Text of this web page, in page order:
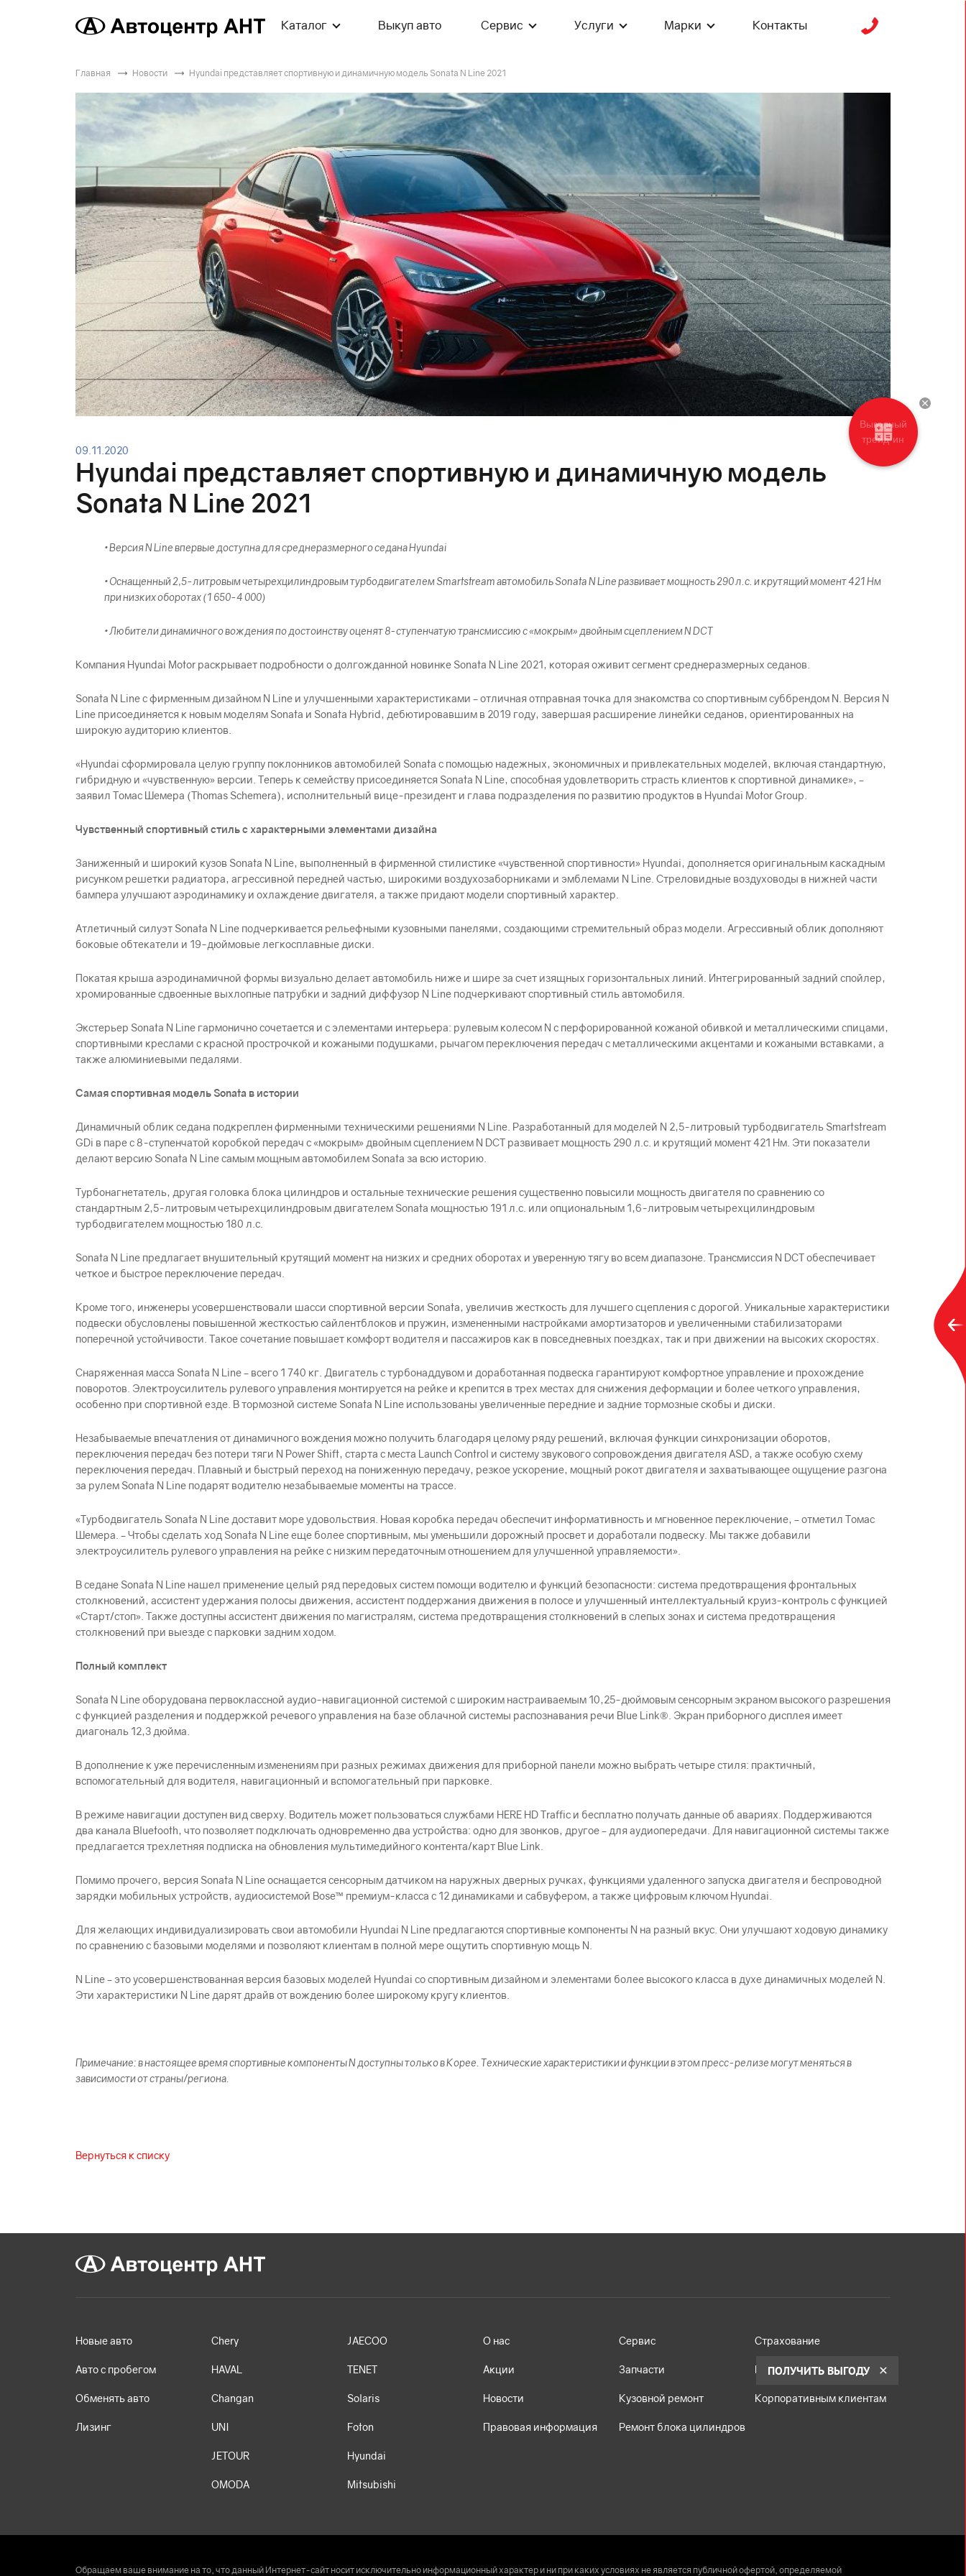
Каталог Выкуп авто Сервис Услуги Марки Контакты
Главная Новости Hyundai представляет спортивную и динамичную модель Sonata N Line 2021
09.11.2020
Hyundai представляет спортивную и динамичную модель
Sonata N Line 2021
• Версия N Line впервые доступна для среднеразмерного седана Hyundai
• Оснащенный 2,5-литровым четырехцилиндровым турбодвигателем Smartstream автомобиль Sonata N Line развивает мощность 290 л.с. и крутящий момент 421 Нм
при низких оборотах (1 650-4 000)
• Любители динамичного вождения по достоинству оценят 8-ступенчатую трансмиссию с «мокрым» двойным сцеплением N DCT
Компания Hyundai Motor раскрывает подробности о долгожданной новинке Sonata N Line 2021, которая оживит сегмент среднеразмерных седанов.
Sonata N Line с фирменным дизайном N Line и улучшенными характеристиками – отличная отправная точка для знакомства со спортивным суббрендом N. Версия N
Line присоединяется к новым моделям Sonata и Sonata Hybrid, дебютировавшим в 2019 году, завершая расширение линейки седанов, ориентированных на
широкую аудиторию клиентов.
«Hyundai сформировала целую группу поклонников автомобилей Sonata с помощью надежных, экономичных и привлекательных моделей, включая стандартную,
гибридную и «чувственную» версии. Теперь к семейству присоединяется Sonata N Line, способная удовлетворить страсть клиентов к спортивной динамике», –
заявил Томас Шемера (Thomas Schemera), исполнительный вице-президент и глава подразделения по развитию продуктов в Hyundai Motor Group.
Чувственный спортивный стиль с характерными элементами дизайна
Заниженный и широкий кузов Sonata N Line, выполненный в фирменной стилистике «чувственной спортивности» Hyundai, дополняется оригинальным каскадным
рисунком решетки радиатора, агрессивной передней частью, широкими воздухозаборниками и эмблемами N Line. Стреловидные воздуховоды в нижней части
бампера улучшают аэродинамику и охлаждение двигателя, а также придают модели спортивный характер.
Атлетичный силуэт Sonata N Line подчеркивается рельефными кузовными панелями, создающими стремительный образ модели. Агрессивный облик дополняют
боковые обтекатели и 19-дюймовые легкосплавные диски.
Покатая крыша аэродинамичной формы визуально делает автомобиль ниже и шире за счет изящных горизонтальных линий. Интегрированный задний спойлер,
хромированные сдвоенные выхлопные патрубки и задний диффузор N Line подчеркивают спортивный стиль автомобиля.
Экстерьер Sonata N Line гармонично сочетается и с элементами интерьера: рулевым колесом N с перфорированной кожаной обивкой и металлическими спицами,
спортивными креслами с красной прострочкой и кожаными подушками, рычагом переключения передач с металлическими акцентами и кожаными вставками, а
также алюминиевыми педалями.
Самая спортивная модель Sonata в истории
Динамичный облик седана подкреплен фирменными техническими решениями N Line. Разработанный для моделей N 2,5-литровый турбодвигатель Smartstream
GDi в паре с 8-ступенчатой коробкой передач с «мокрым» двойным сцеплением N DCT развивает мощность 290 л.с. и крутящий момент 421 Нм. Эти показатели
делают версию Sonata N Line самым мощным автомобилем Sonata за всю историю.
Турбонагнетатель, другая головка блока цилиндров и остальные технические решения существенно повысили мощность двигателя по сравнению со
стандартным 2,5-литровым четырехцилиндровым двигателем Sonata мощностью 191 л.с. или опциональным 1,6-литровым четырехцилиндровым
турбодвигателем мощностью 180 л.с.
Sonata N Line предлагает внушительный крутящий момент на низких и средних оборотах и уверенную тягу во всем диапазоне. Трансмиссия N DCT обеспечивает
четкое и быстрое переключение передач.
Кроме того, инженеры усовершенствовали шасси спортивной версии Sonata, увеличив жесткость для лучшего сцепления с дорогой. Уникальные характеристики
подвески обусловлены повышенной жесткостью сайлентблоков и пружин, измененными настройками амортизаторов и увеличенными стабилизаторами
поперечной устойчивости. Такое сочетание повышает комфорт водителя и пассажиров как в повседневных поездках, так и при движении на высоких скоростях.
Снаряженная масса Sonata N Line – всего 1 740 кг. Двигатель с турбонаддувом и доработанная подвеска гарантируют комфортное управление и прохождение
поворотов. Электроусилитель рулевого управления монтируется на рейке и крепится в трех местах для снижения деформации и более четкого управления,
особенно при спортивной езде. В тормозной системе Sonata N Line использованы увеличенные передние и задние тормозные скобы и диски.
Незабываемые впечатления от динамичного вождения можно получить благодаря целому ряду решений, включая функции синхронизации оборотов,
переключения передач без потери тяги N Power Shift, старта с места Launch Control и систему звукового сопровождения двигателя ASD, а также особую схему
переключения передач. Плавный и быстрый переход на пониженную передачу, резкое ускорение, мощный рокот двигателя и захватывающее ощущение разгона
за рулем Sonata N Line подарят водителю незабываемые моменты на трассе.
«Турбодвигатель Sonata N Line доставит море удовольствия. Новая коробка передач обеспечит информативность и мгновенное переключение, – отметил Томас
Шемера. – Чтобы сделать ход Sonata N Line еще более спортивным, мы уменьшили дорожный просвет и доработали подвеску. Мы также добавили
электроусилитель рулевого управления на рейке с низким передаточным отношением для улучшенной управляемости».
В седане Sonata N Line нашел применение целый ряд передовых систем помощи водителю и функций безопасности: система предотвращения фронтальных
столкновений, ассистент удержания полосы движения, ассистент поддержания движения в полосе и улучшенный интеллектуальный круиз-контроль с функцией
«Старт/стоп». Также доступны ассистент движения по магистралям, система предотвращения столкновений в слепых зонах и система предотвращения
столкновений при выезде с парковки задним ходом.
Полный комплект
Sonata N Line оборудована первоклассной аудио-навигационной системой с широким настраиваемым 10,25-дюймовым сенсорным экраном высокого разрешения
с функцией разделения и поддержкой речевого управления на базе облачной системы распознавания речи Blue Link®. Экран приборного дисплея имеет
диагональ 12,3 дюйма.
В дополнение к уже перечисленным изменениям при разных режимах движения для приборной панели можно выбрать четыре стиля: практичный,
вспомогательный для водителя, навигационный и вспомогательный при парковке.
В режиме навигации доступен вид сверху. Водитель может пользоваться службами HERE HD Traffic и бесплатно получать данные об авариях. Поддерживаются
два канала Bluetooth, что позволяет подключать одновременно два устройства: одно для звонков, другое – для аудиопередачи. Для навигационной системы также
предлагается трехлетняя подписка на обновления мультимедийного контента/карт Blue Link.
Помимо прочего, версия Sonata N Line оснащается сенсорным датчиком на наружных дверных ручках, функциями удаленного запуска двигателя и беспроводной
зарядки мобильных устройств, аудиосистемой Bose™ премиум-класса с 12 динамиками и сабвуфером, а также цифровым ключом Hyundai.
Для желающих индивидуализировать свои автомобили Hyundai N Line предлагаются спортивные компоненты N на разный вкус. Они улучшают ходовую динамику
по сравнению с базовыми моделями и позволяют клиентам в полной мере ощутить спортивную мощь N.
N Line – это усовершенствованная версия базовых моделей Hyundai со спортивным дизайном и элементами более высокого класса в духе динамичных моделей N.
Эти характеристики N Line дарят драйв от вождению более широкому кругу клиентов.
Примечание: в настоящее время спортивные компоненты N доступны только в Корее. Технические характеристики и функции в этом пресс-релизе могут меняться в
зависимости от страны/региона.
Вернуться к списку
Новые авто
Авто с пробегом
Обменять авто
Лизинг
Chery
HAVAL
Changan
UNI
JETOUR
OMODA
JAECOO
TENET
Solaris
Foton
Hyundai
Mitsubishi
О нас
Акции
Новости
Правовая информация
Сервис
Запчасти
Кузовной ремонт
Ремонт блока цилиндров
Страхование
Кредит
Корпоративным клиентам
Обращаем ваше внимание на то, что данный Интернет-сайт носит исключительно информационный характер и ни при каких условиях не является публичной офертой, определяемой
Выгодный
трейд-ин
ПОЛУЧИТЬ ВЫГОДУ